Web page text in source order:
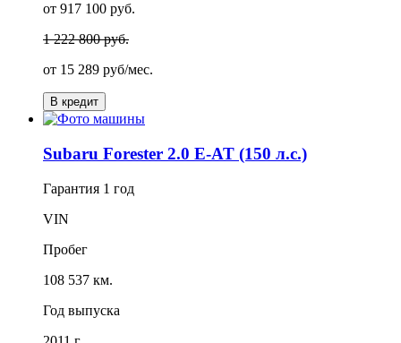
от 917 100 руб.
1 222 800 руб.
от 15 289 руб/мес.
В кредит
Subaru Forester 2.0 E-AT (150 л.с.)
Гарантия 1 год
VIN
Пробег
108 537 км.
Год выпуска